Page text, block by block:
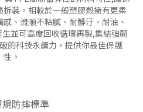
裝，相較於一般塑膠殼擁有更柔
、滑順不粘膩、耐髒汙、耐油、
並可高度回收循環再製,集結強韌
的科技永續力，提供你最佳保護
性。
防摔標準